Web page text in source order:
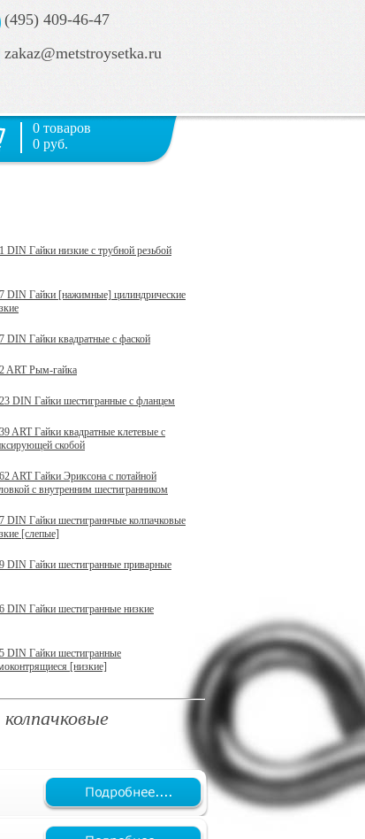
(495) 409-46-47
zakaz@metstroysetka.ru
0 товаров
0 руб.
DIN Гайки низкие с трубной резьбой
DIN Гайки [нажимные] цилиндрические
DIN Гайки квадратные с фаской
ART Рым-гайка
DIN Гайки шестигранные с фланцем
ART Гайки квадратные клетевые с
скобой
ART Гайки Эриксона с потайной
с внутренним шестигранником
DIN Гайки шестиграннчые колпачковые
[слепые]
DIN Гайки шестигранные приварные
DIN Гайки шестигранные низкие
DIN Гайки шестигранные
[низкие]